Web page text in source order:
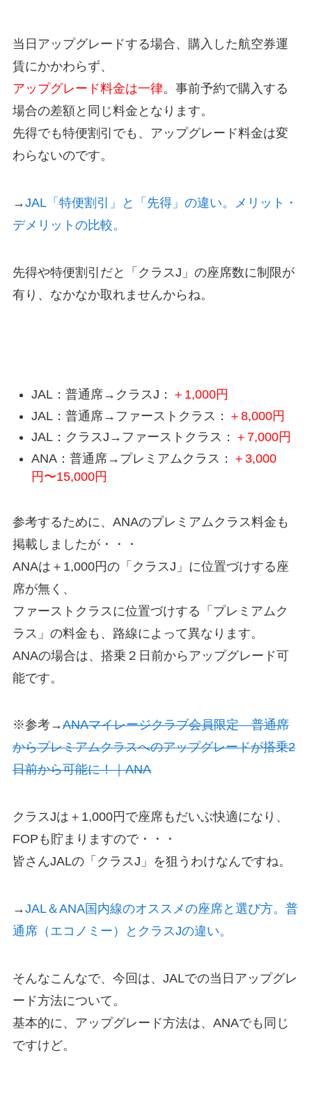
当日アップグレードする場合、購入した航空券運
賃にかかわらず、
アップグレード料金は一律。事前予約で購入する
場合の差額と同じ料金となります。
先得でも特便割引でも、アップグレード料金は変
わらないのです。
→JAL「特便割引」と「先得」の違い。メリット・
デメリットの比較。
先得や特便割引だと「クラスJ」の座席数に制限が
有り、なかなか取れませんからね。
JAL：普通席→クラスJ： ＋1,000円
JAL：普通席→ファーストクラス： ＋8,000円
JAL：クラスJ→ファーストクラス： ＋7,000円
ANA：普通席→プレミアムクラス： ＋3,000
円〜15,000円
参考するために、ANAのプレミアムクラス料金も
掲載しましたが・・・
ANAは＋1,000円の「クラスJ」に位置づけする座
席が無く、
ファーストクラスに位置づけする「プレミアムク
ラス」の料金も、路線によって異なります。
ANAの場合は、搭乗２日前からアップグレード可
能です。
※参考→ANAマイレージクラブ会員限定 普通席
からプレミアムクラスへのアップグレードが搭乗2
日前から可能に！｜ANA
クラスJは＋1,000円で座席もだいぶ快適になり、
FOPも貯まりますので・・・
皆さんJALの「クラスJ」を狙うわけなんですね。
→JAL＆ANA国内線のオススメの座席と選び方。普
通席（エコノミー）とクラスJの違い。
そんなこんなで、今回は、JALでの当日アップグレ
ード方法について。
基本的に、アップグレード方法は、ANAでも同じ
ですけど。